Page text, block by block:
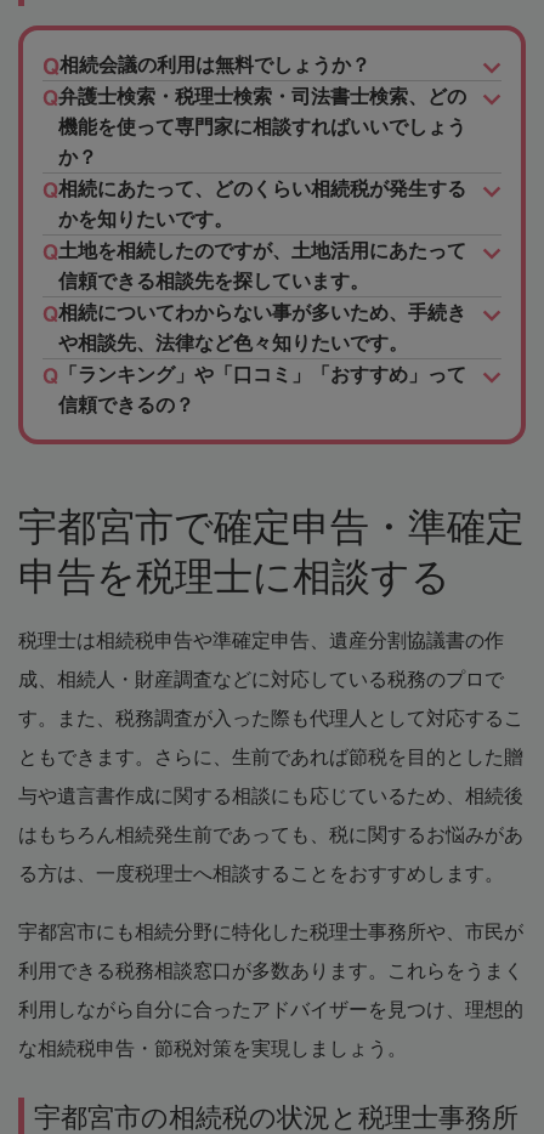
相続会議の利用は無料でしょうか？
弁護士検索・税理士検索・司法書士検索、どの
機能を使って専門家に相談すればいいでしょう
か？
相続にあたって、どのくらい相続税が発生する
かを知りたいです。
土地を相続したのですが、土地活用にあたって
信頼できる相談先を探しています。
相続についてわからない事が多いため、手続き
や相談先、法律など色々知りたいです。
「ランキング」や「口コミ」「おすすめ」って
信頼できるの？
宇都宮市で確定申告・準確定
申告を税理士に相談する
税理士は相続税申告や準確定申告、遺産分割協議書の作
成、相続人・財産調査などに対応している税務のプロで
す。また、税務調査が入った際も代理人として対応するこ
ともできます。さらに、生前であれば節税を目的とした贈
与や遺言書作成に関する相談にも応じているため、相続後
はもちろん相続発生前であっても、税に関するお悩みがあ
る方は、一度税理士へ相談することをおすすめします。
宇都宮市にも相続分野に特化した税理士事務所や、市民が
利用できる税務相談窓口が多数あります。これらをうまく
利用しながら自分に合ったアドバイザーを見つけ、理想的
な相続税申告・節税対策を実現しましょう。
宇都宮市の相続税の状況と税理士事務所